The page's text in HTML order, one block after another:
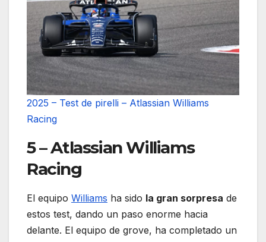
2025 – Test de pirelli – Atlassian Williams
Racing
5 – Atlassian Williams
Racing
El equipo Williams ha sido la gran sorpresa de
estos test, dando un paso enorme hacia
delante. El equipo de grove, ha completado un